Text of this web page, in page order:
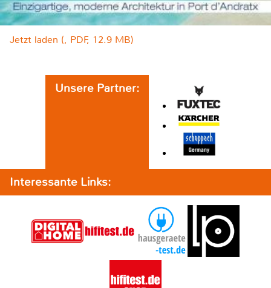
Jetzt laden (, PDF, 12.9 MB)
Unsere Partner:
Interessante Links: